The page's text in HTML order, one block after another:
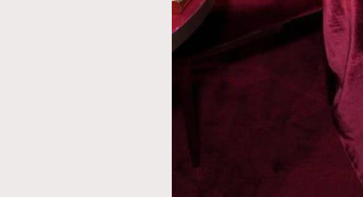
本人已詳閱並同意遵守本文列明條款及細則。 請